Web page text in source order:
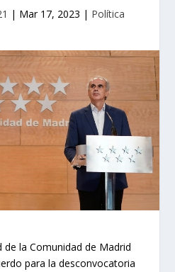
| Mar 17, 2023 | Política
de la Comunidad de Madrid
para la desconvocatoria